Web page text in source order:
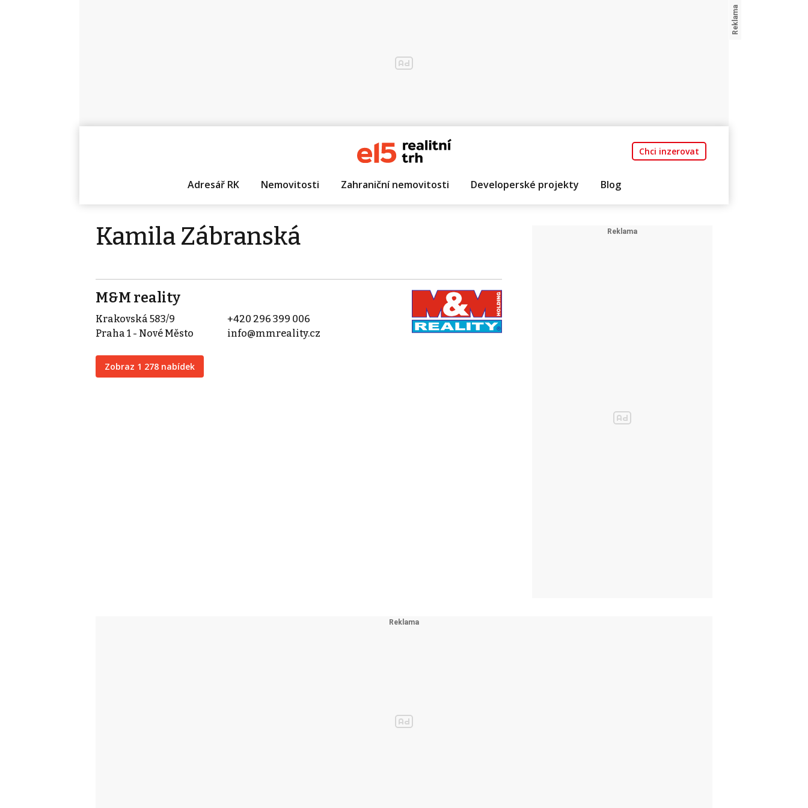
Chci inzerovat
Adresář RK Nemovitosti Zahraniční nemovitosti Developerské projekty Blog
Kamila Zábranská
M&M reality
Krakovská 583/9
Praha 1 - Nové Město
Zobraz 1 278 nabídek
+420 296 399 006
info@mmreality.cz